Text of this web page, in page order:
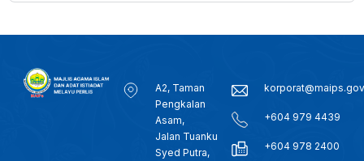
A2, Taman
Pengkalan
Asam,
Jalan Tuanku
Syed Putra,
+604 979 4439
+604 978 2400